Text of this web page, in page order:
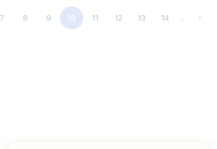
7 8 9 10 11 12 13 14 ...